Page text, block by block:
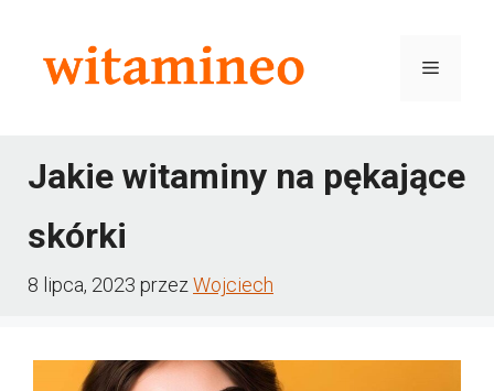
Menu
Jakie witaminy na pękające
skórki
8 lipca, 2023 przezWojciech